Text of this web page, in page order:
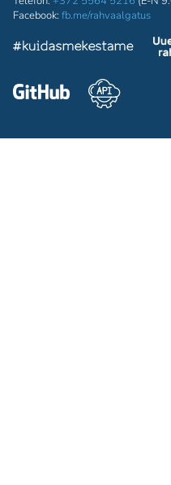
Facebook: fb.me/rahvaalgatus